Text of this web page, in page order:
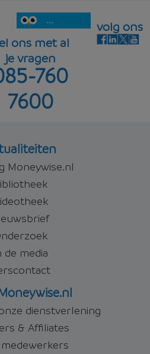
...
ons met al
je vragen
760
7600
volg ons
Moneywise.nl
de media
dienstverlening
& Affiliates